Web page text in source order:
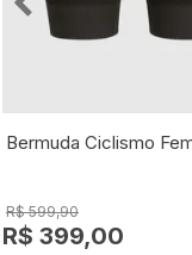
R$ 599,90
R$ 399,00